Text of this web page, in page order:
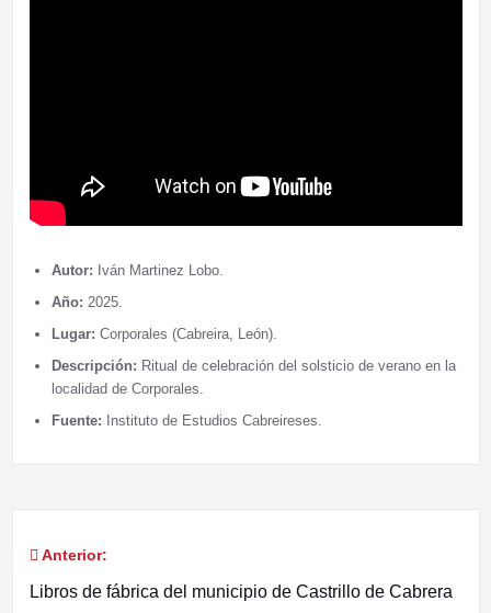
Autor: Iván Martinez Lobo.
Año: 2025.
Lugar: Corporales (Cabreira, León).
Descripción: Ritual de celebración del solsticio de verano en la
localidad de Corporales.
Fuente: Instituto de Estudios Cabreireses.
Navegación
Anterior:
Libros de fábrica del municipio de Castrillo de Cabrera